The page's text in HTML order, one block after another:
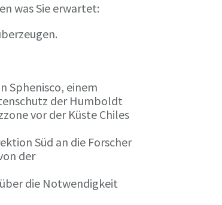
was Sie erwartet:
Sphenisco, einem
der Humboldt
vor der Küste Chiles
Süd an die Forscher
der
die Notwendigkeit